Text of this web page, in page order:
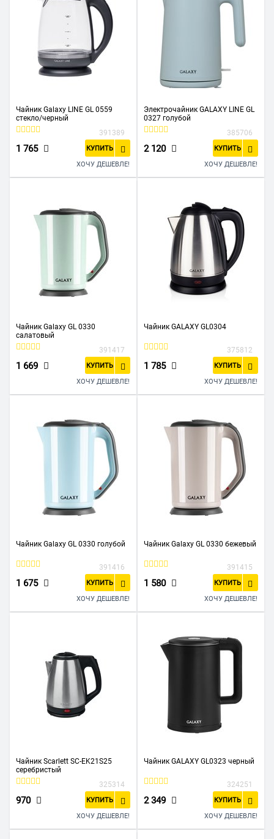
Чайник Galaxy LINE GL 0559
стекло/черный
391389
1 765 КУПИТЬ
ХОЧУ ДЕШЕВЛЕ!
Электрочайник GALAXY LINE GL
0327 голубой
385706
2 120 КУПИТЬ
ХОЧУ ДЕШЕВЛЕ!
Чайник Galaxy GL 0330
салатовый
391417
1 669 КУПИТЬ
ХОЧУ ДЕШЕВЛЕ!
Чайник GALAXY GL0304
375812
1 785 КУПИТЬ
ХОЧУ ДЕШЕВЛЕ!
Чайник Galaxy GL 0330 голубой
391416
1 675 КУПИТЬ
ХОЧУ ДЕШЕВЛЕ!
Чайник Galaxy GL 0330 бежевый
391415
1 580 КУПИТЬ
ХОЧУ ДЕШЕВЛЕ!
Чайник Scarlett SC-EK21S25
серебристый
325314
970 КУПИТЬ
ХОЧУ ДЕШЕВЛЕ!
Чайник GALAXY GL0323 черный
324251
2 349 КУПИТЬ
ХОЧУ ДЕШЕВЛЕ!